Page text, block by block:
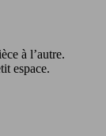
à l’autre.
espace.